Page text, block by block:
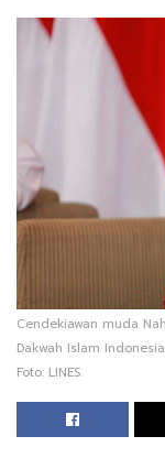
Cendekiawan muda
Dakwah Islam
Foto: LINES.